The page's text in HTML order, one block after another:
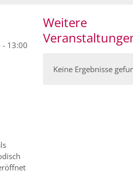
- 13:00
Weitere
Keine Ergebnisse